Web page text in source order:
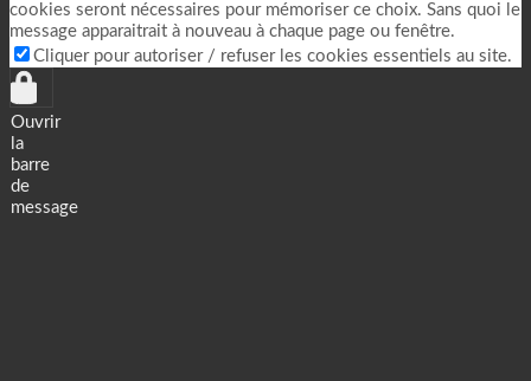
cookies seront nécessaires pour mémoriser ce choix. Sans quoi le
message apparaitrait à nouveau à chaque page ou fenêtre.
Cliquer pour autoriser / refuser les cookies essentiels au site.
Ouvrir
la
barre
de
message